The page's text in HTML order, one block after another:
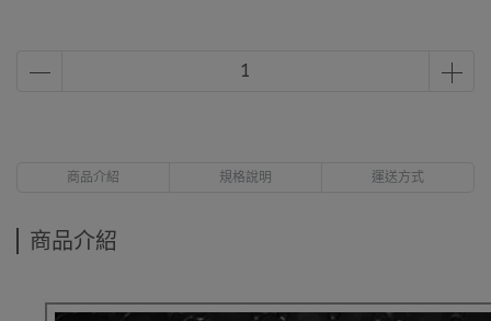
商品介紹 規格說明 運送方式
商品介紹